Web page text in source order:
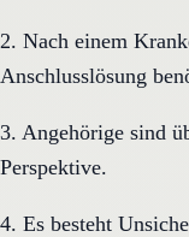
2. Nach einem
Anschlusslösung
3. Angehörige sind
Perspektive.
4. Es besteht